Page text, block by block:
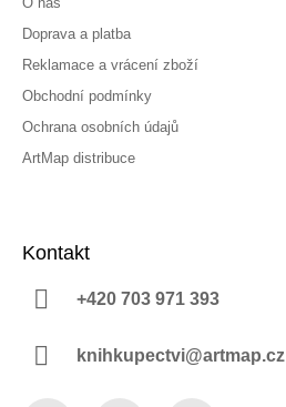
Doprava a platba
Reklamace a vrácení zboží
Obchodní podmínky
Ochrana osobních údajů
ArtMap distribuce
Kontakt
+420 703 971 393
knihkupectvi@artmap.cz